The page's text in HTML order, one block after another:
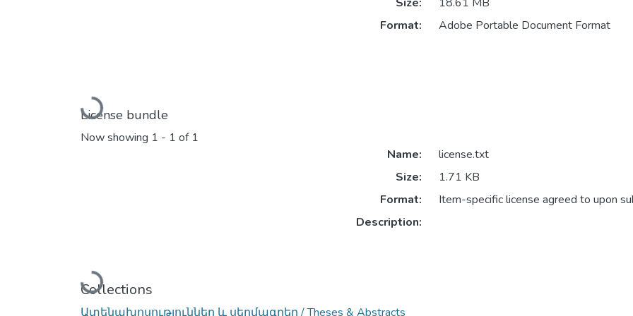
Loading...
Format:
Adobe Portable Document Format
License bundle
Now showing 1 - 1 of 1
Loading...
Name:
license.txt
Size:
1.71 KB
Format:
Item-specific license agreed to upon
Description:
Collections
Ատենախոսություններ և սեղմագրեր / Theses & Abstracts